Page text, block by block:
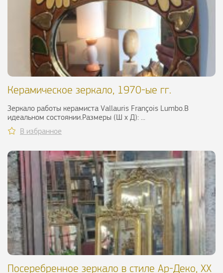
Керамическое зеркало, 1970-ые гг.
Зеркало работы керамиста Vallauris François Lumbo.В
идеальном состоянии.Размеры (Ш х Д): ...
В избранное
Посеребренное зеркало в стиле Ар-Деко, ХХ